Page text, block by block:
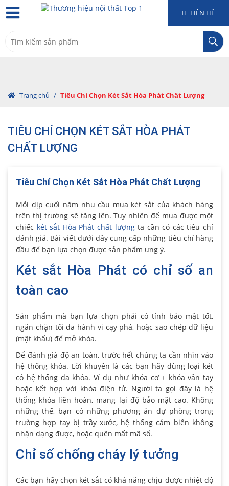
LIÊN HỆ
for:
Trang chủ / Tiêu Chí Chọn Két Sắt Hòa Phát Chất Lượng
TIÊU CHÍ CHỌN KÉT SẮT HÒA PHÁT
CHẤT LƯỢNG
Tiêu Chí Chọn Két Sắt Hòa Phát Chất Lượng
Mỗi dịp cuối năm nhu cầu mua két sắt của khách hàng
trên thị trường sẽ tăng lên. Tuy nhiên để mua được một
chiếc két sắt Hòa Phát chất lượngta cần có các tiêu chí
đánh giá. Bài viết dưới đây cung cấp những tiêu chí hàng
đầu để bạn lựa chọn được sản phẩm ưng ý.
Két sắt Hòa Phát có chỉ số an
toàn cao
Sản phẩm mà bạn lựa chọn phải có tính bảo mật tốt,
ngăn chặn tối đa hành vi cạy phá, hoặc sao chép dữ liệu
(mật khẩu) để mở khóa.
Để đánh giá độ an toàn, trước hết chúng ta cần nhìn vào
hệ thống khóa. Lời khuyên là các bạn hãy dùng loại két
có hệ thống đa khóa. Ví dụ như khóa cơ + khóa vân tay
hoặc kết hợp với khóa điện tử. Người ta gọi đây là hệ
thống khóa liên hoàn, mang lại độ bảo mật cao. Không
những thế, bạn có những phương án dự phòng trong
trường hợp tay bị trầy xước, hệ thống cảm biến không
nhận dạng được, hoặc quên mất mã số.
Chỉ số chống cháy lý tưởng
Các bạn hãy chọn két sắt có khả năng chịu được nhiệt độ